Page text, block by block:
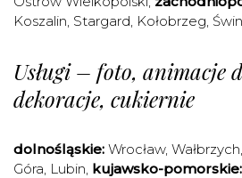
Koszalin, Stargard, Kołobrzeg,
Usługi – foto, animacje
dekoracje, cukiernie
dolnośląskie: Wrocław, Wałbrzych,
Góra, Lubin, kujawsko-pomorskie: